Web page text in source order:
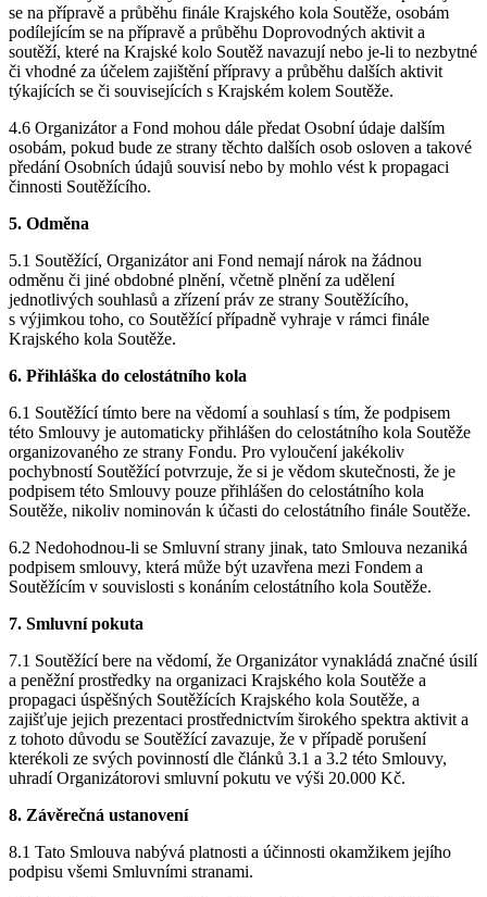
se na přípravě a průběhu finále Krajského kola Soutěže, osobám
podílejícím se na přípravě a průběhu Doprovodných aktivit a
soutěží, které na Krajské kolo Soutěž navazují nebo je-li to nezbytné
či vhodné za účelem zajištění přípravy a průběhu dalších aktivit
týkajících se či souvisejících s Krajském kolem Soutěže.
4.6 Organizátor a Fond mohou dále předat Osobní údaje dalším
osobám, pokud bude ze strany těchto dalších osob osloven a takové
předání Osobních údajů souvisí nebo by mohlo vést k propagaci
činnosti Soutěžícího.
5. Odměna
5.1 Soutěžící, Organizátor ani Fond nemají nárok na žádnou
odměnu či jiné obdobné plnění, včetně plnění za udělení
jednotlivých souhlasů a zřízení práv ze strany Soutěžícího,
s výjimkou toho, co Soutěžící případně vyhraje v rámci finále
Krajského kola Soutěže.
6. Přihláška do celostátního kola
6.1 Soutěžící tímto bere na vědomí a souhlasí s tím, že podpisem
této Smlouvy je automaticky přihlášen do celostátního kola Soutěže
organizovaného ze strany Fondu. Pro vyloučení jakékoliv
pochybností Soutěžící potvrzuje, že si je vědom skutečnosti, že je
podpisem této Smlouvy pouze přihlášen do celostátního kola
Soutěže, nikoliv nominován k účasti do celostátního finále Soutěže.
6.2 Nedohodnou-li se Smluvní strany jinak, tato Smlouva nezaniká
podpisem smlouvy, která může být uzavřena mezi Fondem a
Soutěžícím v souvislosti s konáním celostátního kola Soutěže.
7. Smluvní pokuta
7.1 Soutěžící bere na vědomí, že Organizátor vynakládá značné úsilí
a peněžní prostředky na organizaci Krajského kola Soutěže a
propagaci úspěšných Soutěžících Krajského kola Soutěže, a
zajišťuje jejich prezentaci prostřednictvím širokého spektra aktivit a
z tohoto důvodu se Soutěžící zavazuje, že v případě porušení
kterékoli ze svých povinností dle článků 3.1 a 3.2 této Smlouvy,
uhradí Organizátorovi smluvní pokutu ve výši 20.000 Kč.
8. Závěrečná ustanovení
8.1 Tato Smlouva nabývá platnosti a účinnosti okamžikem jejího
podpisu všemi Smluvními stranami.